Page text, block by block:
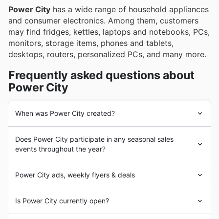
Power City has a wide range of household appliances
and consumer electronics. Among them, customers
may find fridges, kettles, laptops and notebooks, PCs,
monitors, storage items, phones and tablets,
desktops, routers, personalized PCs, and many more.
Frequently asked questions about
Power City
When was Power City created?
McKenna family, was officially established more than 5
years ago in Ireland. The chain formerly had a range of
badge-engineered home entertainment products under
the brand "ZX", including video cassette recorders,
Does Power City participate in any seasonal sales
events throughout the year?
major seasonal sales events throughout the year here in
Ireland. Before you visit, browse our site for the latest
Power City weekly adsandPower City discounts
Power City ads, weekly flyers & deals
electronicgoods. The company is currently operating
more than 10 branches in the region.
Is Power City currently open?